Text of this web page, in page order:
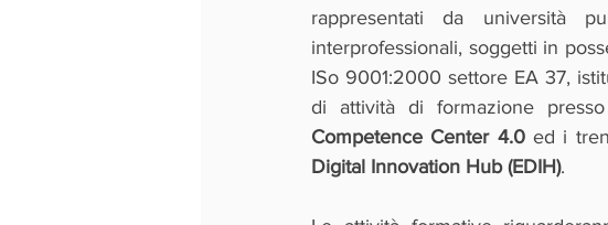
rappresentati da università
interprofessionali, soggetti in
ISo 9001:2000 settore EA 37,
Competence Center 4.0 ed i
Digital Innovation Hub (EDIH).